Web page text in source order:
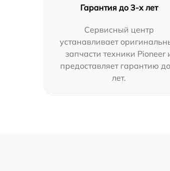
Гарантия до 3-х лет
Сервисный центр
устанавливает
запчасти техники Pioneer
предоставляет гарантию
лет.